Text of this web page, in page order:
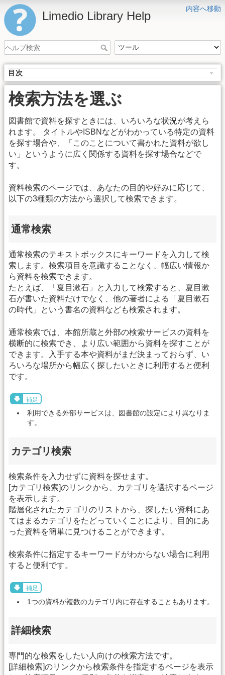
内容へ移動
Limedio Library Help
目次
検索方法を選ぶ
図書館で資料を探すときには、いろいろな状況が考えら
れます。 タイトルやISBNなどがわかっている特定の資料
を探す場合や、「このことについて書かれた資料が欲し
い」というように広く関係する資料を探す場合などで
す。
資料検索のページでは、あなたの目的や好みに応じて、
以下の3種類の方法から選択して検索できます。
通常検索
通常検索のテキストボックスにキーワードを入力して検
索します。検索項目を意識することなく、幅広い情報か
ら資料を検索できます。
たとえば、「夏目漱石」と入力して検索すると、夏目漱
石が書いた資料だけでなく、他の著者による「夏目漱石
の時代」という書名の資料なども検索されます。
通常検索では、本館所蔵と外部の検索サービスの資料を
横断的に検索でき、より広い範囲から資料を探すことが
できます。入手する本や資料がまだ決まっておらず、い
ろいろな場所から幅広く探したいときに利用すると便利
です。
補足
利用できる外部サービスは、図書館の設定により異なりま
す。
カテゴリ検索
検索条件を入力せずに資料を探せます。
[カテゴリ検索]のリンクから、カテゴリを選択するページ
を表示します。
階層化されたカテゴリのリストから、探したい資料にあ
てはまるカテゴリをたどっていくことにより、目的にあ
った資料を簡単に見つけることができます。
検索条件に指定するキーワードがわからない場合に利用
すると便利です。
補足
1つの資料が複数のカテゴリ内に存在することもあります。
詳細検索
専門的な検索をしたい人向けの検索方法です。
[詳細検索]のリンクから検索条件を指定するページを表示